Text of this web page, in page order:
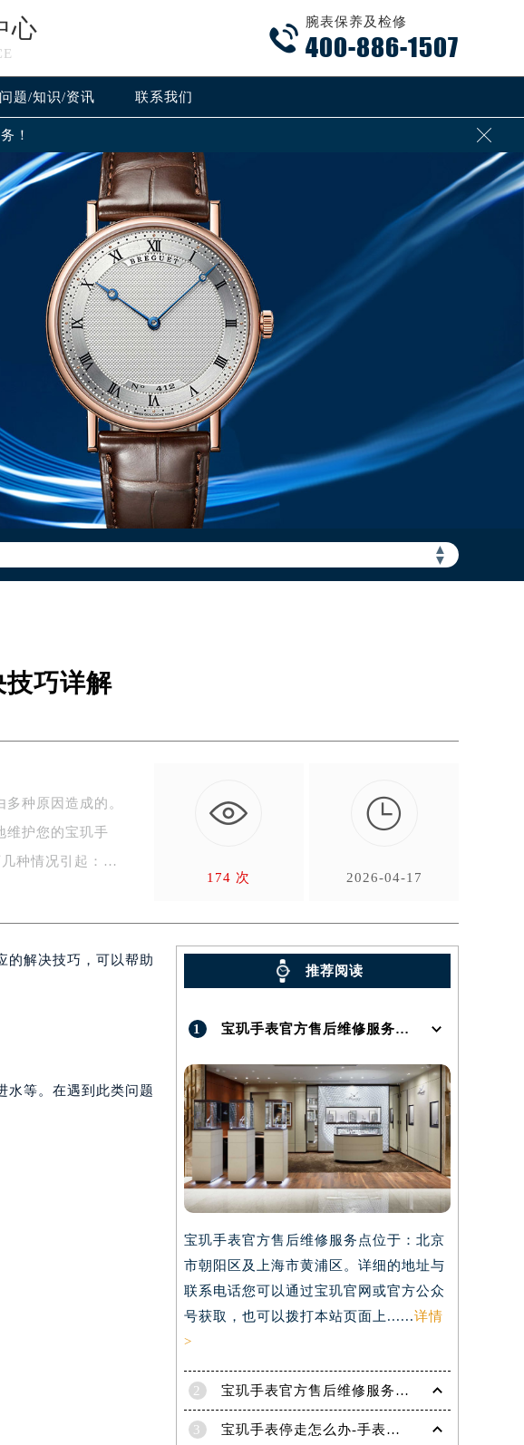
心 
腕表保养及检修
400-886-1507
问题/知识/资讯 联系我们
！ 
▲
▼
部区域（非大陆需加拨“+86”）
（需提前预约）
需提前预约）
需提前预约）
）
巧详解
种原因造成的。
维护您的宝玑手
174 次

2026-04-17
的解决技巧，可以帮助
水等。在遇到此类问题
推荐阅读
1 宝玑手表官方售后维修服务点地址在哪呢？
宝玑手表官方售后维修服务点位于：北京
市朝阳区及上海市黄浦区。详细的地址与
联系电话您可以通过宝玑官网或官方公众
号获取，也可以拨打本站页面上......详情
>
2 宝玑手表官方售后维修服务点电话是多少？
3 宝玑手表停走怎么办-手表停走的解决方法